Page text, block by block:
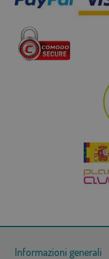
Informazioni generali